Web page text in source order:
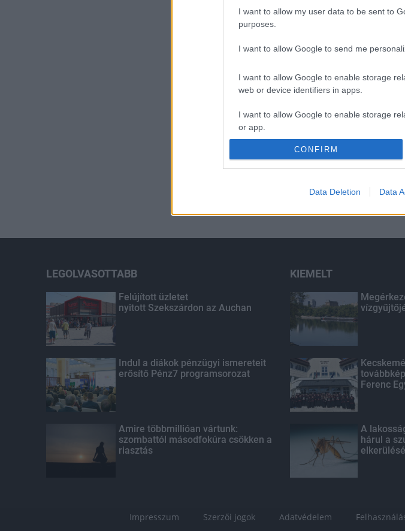
I want to allow my user data to be sent to
purposes.
I want to allow Google to send me
I want to allow Google to enable storage
web or device identifiers in apps.
I want to allow Google to enable storage
or app.
I want to allow Google to enable storage
authentication functionality and fraud
CONFIRM
Data Deletion Data
LEGOLVASOTTABB
Felújított üzletet
nyitott Szekszárdon az Auchan
Indul a diákok pénzügyi ismereteit
erősítő Pénz7 programsorozat
Amire többmillióan vártunk:
szombattól másodfokúra csökken a
riasztás
KIEMELT
Ferenc
A
hárul a
Impresszum Szerzői jogok Adatvédelem